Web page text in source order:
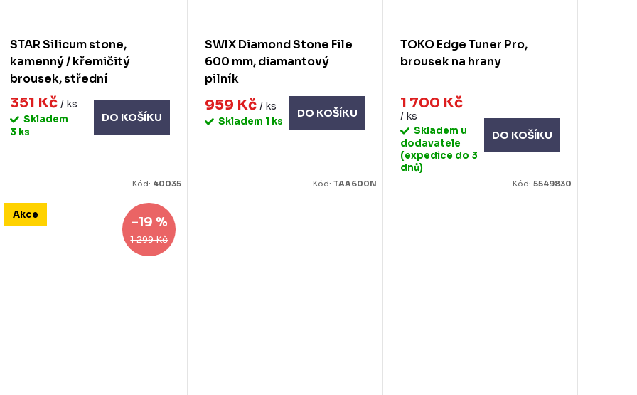
STAR Silicum stone,
kamenný / křemičitý
brousek, střední
351 Kč / ks
Skladem
3 ks
DO KOŠÍKU
Kód: 40035
SWIX Diamond Stone File
600 mm, diamantový
pilník
959 Kč/ ks
Skladem 1 ks
DO KOŠÍKU
Kód: TAA600N
TOKO Edge Tuner Pro,
brousek na hrany
1 700 Kč
/ ks
Skladem u
dodavatele
(expedice do 3
dnů)
DO KOŠÍKU
Kód: 5549830
Akce
1 299 Kč
–19 %